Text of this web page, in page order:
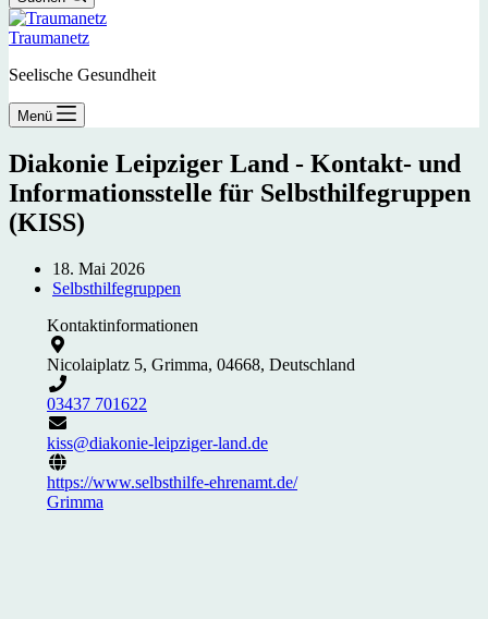
Traumanetz
Seelische Gesundheit
Menü
Diakonie Leipziger Land - Kontakt- und
Informationsstelle für Selbsthilfegruppen
(KISS)
18. Mai 2026
Selbsthilfegruppen
Kontaktinformationen
Nicolaiplatz 5, Grimma, 04668, Deutschland
03437 701622
kiss@diakonie-leipziger-land.de
https://www.selbsthilfe-ehrenamt.de/
Grimma